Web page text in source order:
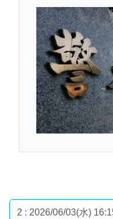
2 : 2026/06/03(水)